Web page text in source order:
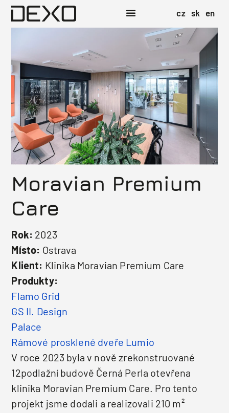
cz sk en
Moravian Premium
Care
Rok: 2023
Místo: Ostrava
Klient: Klinika Moravian Premium Care
Produkty:
Flamo Grid
GS II. Design
Palace
Rámové prosklené dveře Lumio
V roce 2023 byla v nově zrekonstruované
12podlažní budově Černá Perla otevřena
klinika Moravian Premium Care. Pro tento
projekt jsme dodali a realizovali 210 m²